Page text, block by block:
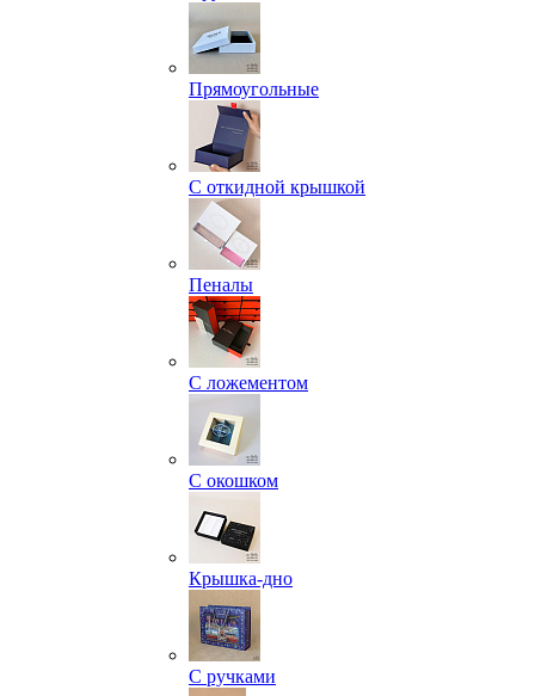
Прямоугольные
С откидной крышкой
Пеналы
С ложементом
С окошком
Крышка-дно
С ручками